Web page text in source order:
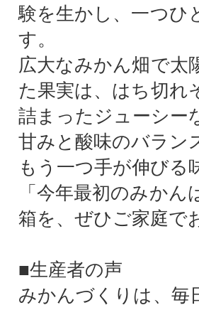
験を生かし、一つひ
す。
広大なみかん畑で太
た果実は、はち切れ
詰まったジューシー
甘みと酸味のバラン
もう一つ手が伸びる
「今年最初のみか
箱を、ぜひご家庭で
■生産者の声
みかんづくりは、毎